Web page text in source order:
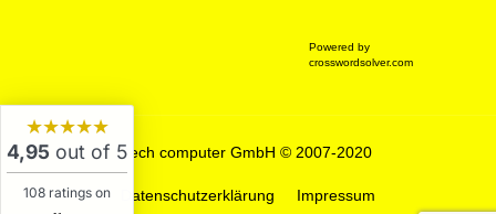
Powered by
crosswordsolver.com
tech computer GmbH © 2007-2020
Datenschutzerklärung Impressum
★★★★★
4,95 out of 5
108 ratings on